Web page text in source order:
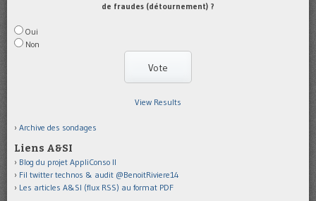
de fraudes (détournement) ?
Oui
Non
View Results
Archive des sondages
Liens A&SI
Blog du projet AppliConso II
Fil twitter technos & audit @BenoitRiviere14
Les articles A&SI (flux RSS) au format PDF